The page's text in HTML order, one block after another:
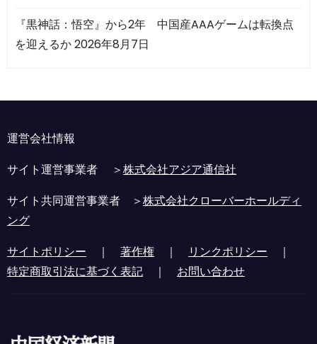
『黒神話：悟空』から2年 中国産AAAゲームは転換点
を迎えるか2026年8月7日
運営会社情報
サイト運営事業者 ＞株式会社アジア通信社
サイト共同運営事業者 ＞株式会社クローバーホールディ
ング
サイトポリシー ｜ 著作権 ｜ リンクポリシー ｜
特定商取引法に基づく表記 ｜ お問い合わせ